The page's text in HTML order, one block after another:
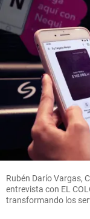
Rubén Darío Vargas,
entrevista con EL
transformando los